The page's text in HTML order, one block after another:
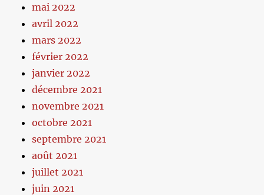
mai 2022
avril 2022
mars 2022
février 2022
janvier 2022
décembre 2021
novembre 2021
octobre 2021
septembre 2021
août 2021
juillet 2021
juin 2021